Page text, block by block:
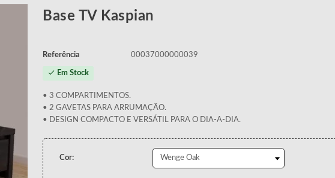
Base TV Kaspian
Referência 00037000000039
check Em Stock
• 3 COMPARTIMENTOS.
• 2 GAVETAS PARA ARRUMAÇÃO.
• DESIGN COMPACTO E VERSÁTIL PARA O DIA-A-DIA.
Cor: